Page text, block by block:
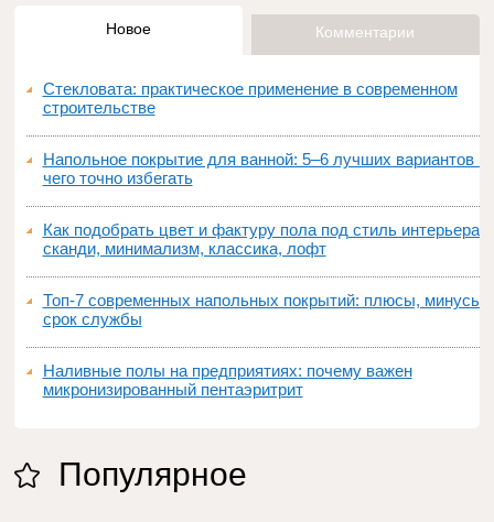
Новое Комментарии
Стекловата: практическое применение в современном
строительстве
Напольное покрытие для ванной: 5–6 лучших вариантов и
чего точно избегать
Как подобрать цвет и фактуру пола под стиль интерьера:
сканди, минимализм, классика, лофт
Топ‑7 современных напольных покрытий: плюсы, минусы,
срок службы
Наливные полы на предприятиях: почему важен
микронизированный пентаэритрит
Популярное